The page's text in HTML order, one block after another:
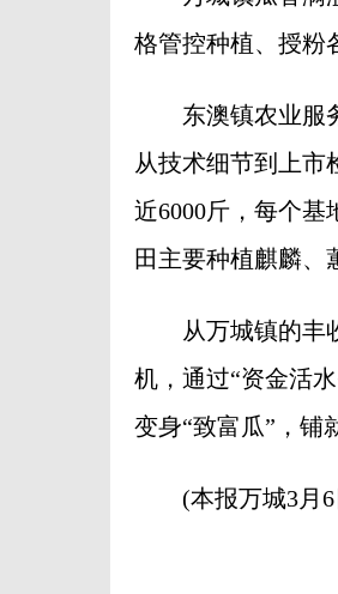
格管控种植、授粉
东澳镇农业服务
从技术细节到上市
近6000斤，每个基
田主要种植麒麟、
从万城镇的丰收
机，通过“资金活
变身“致富瓜”，铺
(本报万城3月6